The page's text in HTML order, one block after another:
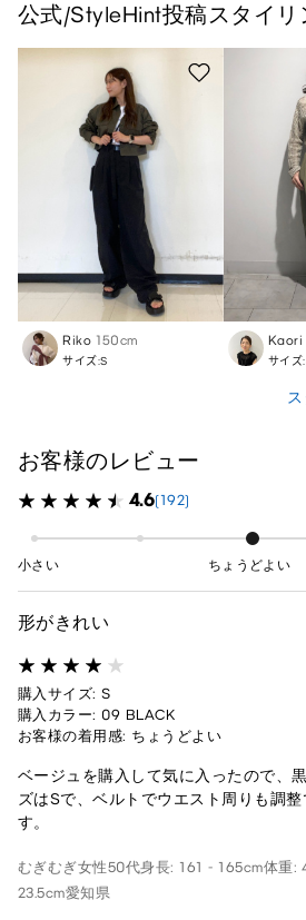
公式/StyleHint投稿スタイリ
Riko 150cm
サイズ:S
Kaori
サイズ
お客様のレビュー
4.6(192)
小さい ちょうどよい
形がきれい
購入サイズ: S
購入カラー: 09 BLACK
お客様の着用感: ちょうどよい
ベージュを購入して気に入ったので、
ズはSで、ベルトでウエスト周りも調
す。
むぎむぎ女性50代身長: 161 - 165cm体重:
23.5cm愛知県